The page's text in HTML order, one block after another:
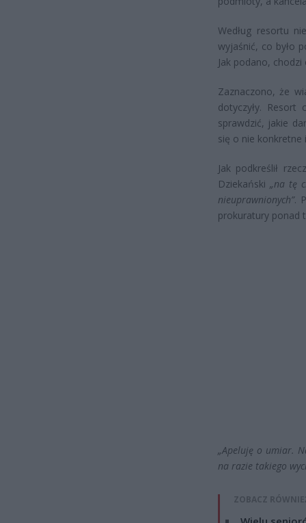
Według resortu
wyjaśnić, co było
Jak podano,
Zaznaczono, że
dotyczyły. Resort
sprawdzić, jakie
się o nie konkretne
Jak podkreślił
Dziekański„na tę
nieuprawnionych”.
prokuratury ponad
„Apeluję o umiar.
na razie takiego
ZOBACZ